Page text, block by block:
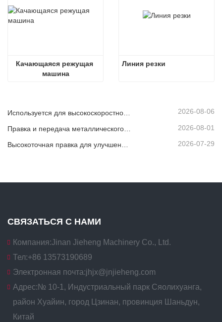
Качающаяся режущая
машина
Линия резки
2026-08-06
2026-08-01
Высокоточная правка для улучшения плоскостности листа 2026-07-29
СВЯЗАТЬСЯ С НАМИ
Компания:Jinan Jieheng Machinery Co., Ltd.
Тел:+86 13573190689
Электронная почта:jhjx@jnjieheng.com
Адрес: № 10-1, Индустриальный парк Сяолихуанга,
район Хуайин, город Цзинан, провинция Шаньдун,
Китай